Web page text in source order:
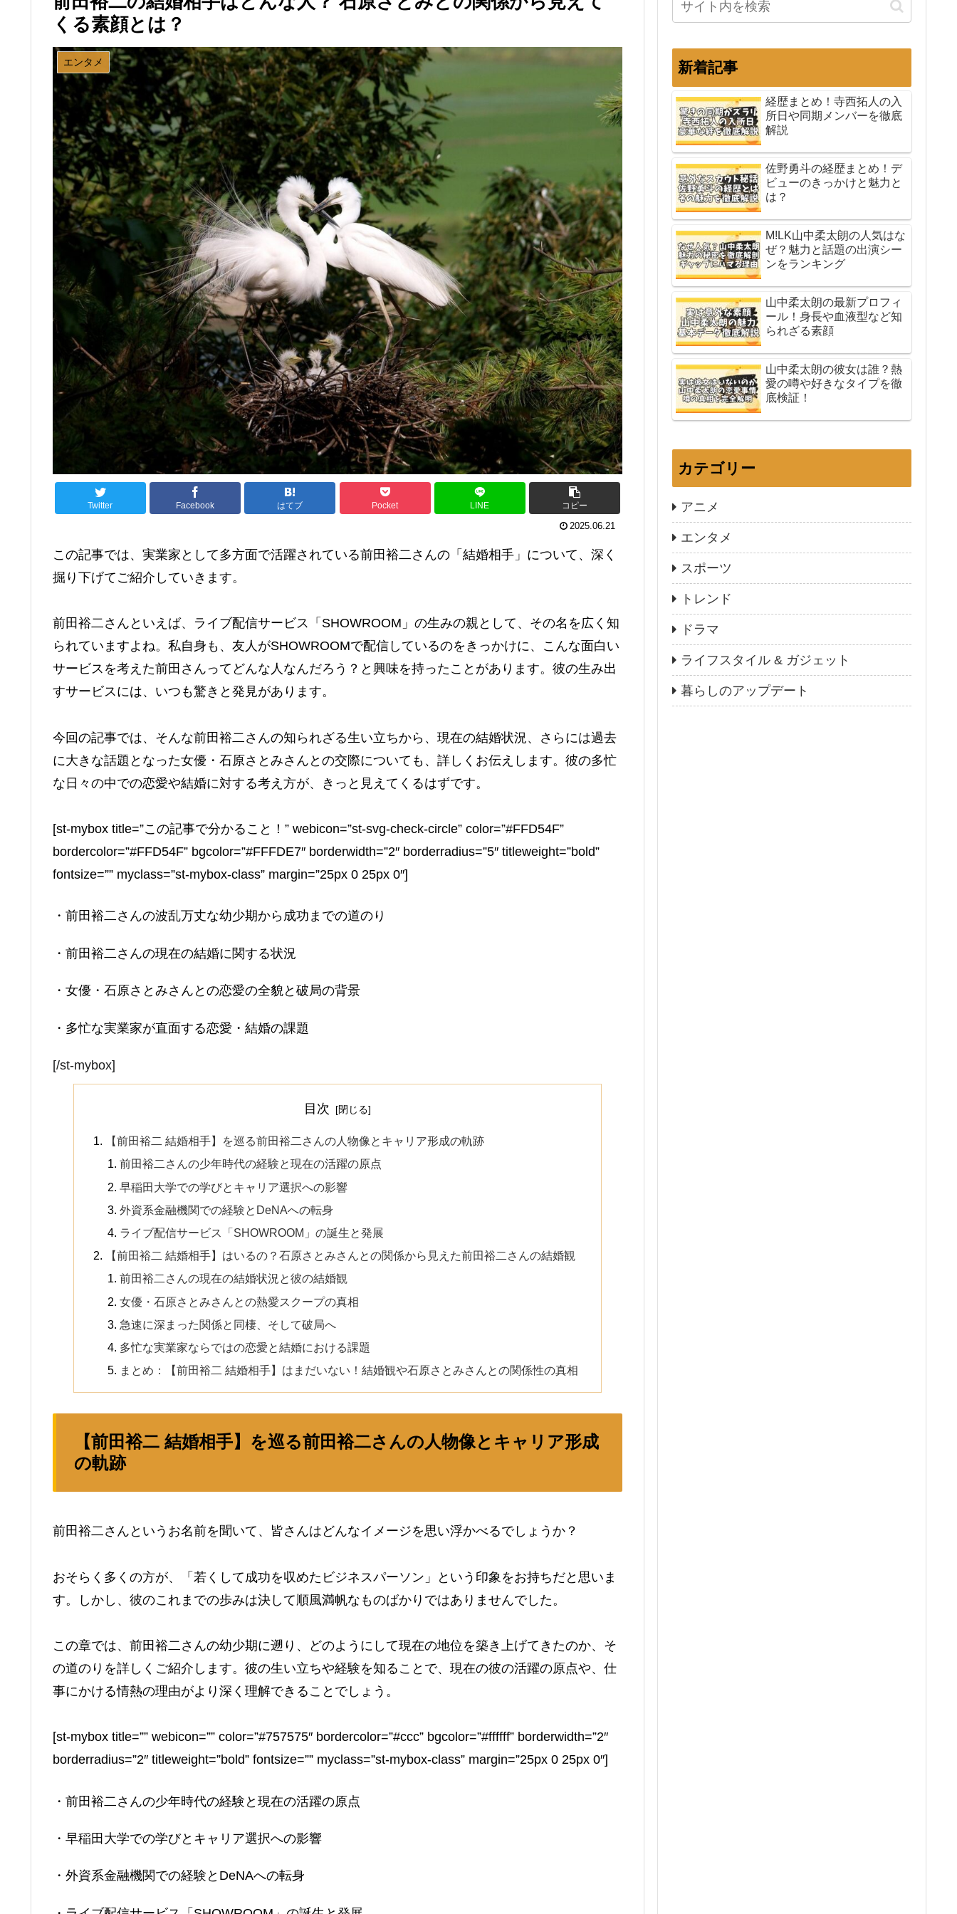
くる素顔とは？
エンタメ
Twitter Facebook はてブ Pocket LINE コピー
2025.06.21
この記事では、実業家として多方面で活躍されている前田裕二さんの「結婚相手」について、深く
掘り下げてご紹介していきます。
前田裕二さんといえば、ライブ配信サービス「SHOWROOM」の生みの親として、その名を広く知
られていますよね。私自身も、友人がSHOWROOMで配信しているのをきっかけに、こんな面白い
サービスを考えた前田さんってどんな人なんだろう？と興味を持ったことがあります。彼の生み出
すサービスには、いつも驚きと発見があります。
今回の記事では、そんな前田裕二さんの知られざる生い立ちから、現在の結婚状況、さらには過去
に大きな話題となった女優・石原さとみさんとの交際についても、詳しくお伝えします。彼の多忙
な日々の中での恋愛や結婚に対する考え方が、きっと見えてくるはずです。
[st-mybox title=”この記事で分かること！” webicon=”st-svg-check-circle” color=”#FFD54F”
bordercolor=”#FFD54F” bgcolor=”#FFFDE7″ borderwidth=”2″ borderradius=”5″ titleweight=”bold”
fontsize=”” myclass=”st-mybox-class” margin=”25px 0 25px 0″]
・前田裕二さんの波乱万丈な幼少期から成功までの道のり
・前田裕二さんの現在の結婚に関する状況
・女優・石原さとみさんとの恋愛の全貌と破局の背景
・多忙な実業家が直面する恋愛・結婚の課題
[/st-mybox]
目次
【前田裕二 結婚相手】を巡る前田裕二さんの人物像とキャリア形成の軌跡
前田裕二さんの少年時代の経験と現在の活躍の原点
早稲田大学での学びとキャリア選択への影響
外資系金融機関での経験とDeNAへの転身
ライブ配信サービス「SHOWROOM」の誕生と発展
【前田裕二 結婚相手】はいるの？石原さとみさんとの関係から見えた前田裕二さんの結婚観
前田裕二さんの現在の結婚状況と彼の結婚観
女優・石原さとみさんとの熱愛スクープの真相
急速に深まった関係と同棲、そして破局へ
多忙な実業家ならではの恋愛と結婚における課題
まとめ：【前田裕二 結婚相手】はまだいない！結婚観や石原さとみさんとの関係性の真相
【前田裕二 結婚相手】を巡る前田裕二さんの人物像とキャリア形成
の軌跡
前田裕二さんというお名前を聞いて、皆さんはどんなイメージを思い浮かべるでしょうか？
おそらく多くの方が、「若くして成功を収めたビジネスパーソン」という印象をお持ちだと思いま
す。しかし、彼のこれまでの歩みは決して順風満帆なものばかりではありませんでした。
この章では、前田裕二さんの幼少期に遡り、どのようにして現在の地位を築き上げてきたのか、そ
の道のりを詳しくご紹介します。彼の生い立ちや経験を知ることで、現在の彼の活躍の原点や、仕
事にかける情熱の理由がより深く理解できることでしょう。
[st-mybox title=”” webicon=”” color=”#757575″ bordercolor=”#ccc” bgcolor=”#ffffff” borderwidth=”2″
borderradius=”2″ titleweight=”bold” fontsize=”” myclass=”st-mybox-class” margin=”25px 0 25px 0″]
・前田裕二さんの少年時代の経験と現在の活躍の原点
・早稲田大学での学びとキャリア選択への影響
・外資系金融機関での経験とDeNAへの転身
新着記事
経歴まとめ！寺西拓人の入
所日や同期メンバーを徹底
解説
佐野勇斗の経歴まとめ！デ
ビューのきっかけと魅力と
は？
M!LK山中柔太朗の人気はな
ぜ？魅力と話題の出演シー
ンをランキング
山中柔太朗の最新プロフィ
ール！身長や血液型など知
られざる素顔
山中柔太朗の彼女は誰？熱
愛の噂や好きなタイプを徹
底検証！
カテゴリー
アニメ
エンタメ
スポーツ
トレンド
ドラマ
ライフスタイル & ガジェット
暮らしのアップデート